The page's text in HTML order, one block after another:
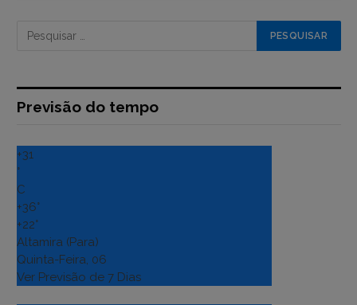
Previsão do tempo
+31
°
C
+36°
+22°
Altamira (Para)
Quinta-Feira, 06
Ver Previsão de 7 Dias